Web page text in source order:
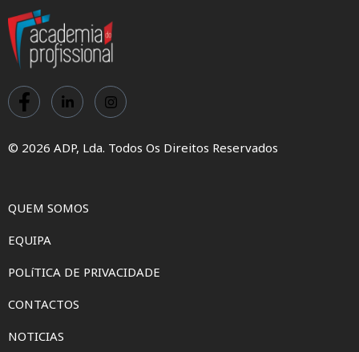
© 2026 ADP, Lda. Todos Os Direitos Reservados
QUEM SOMOS
EQUIPA
POLíTICA DE PRIVACIDADE
CONTACTOS
NOTICIAS